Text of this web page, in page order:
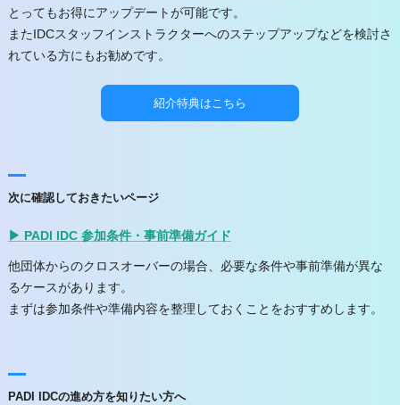
とってもお得にアップデートが可能です。
またIDCスタッフインストラクターへのステップアップなどを検討さ
れている方にもお勧めです。
紹介特典はこちら
次に確認しておきたいページ
▶ PADI IDC 参加条件・事前準備ガイド
他団体からのクロスオーバーの場合、必要な条件や事前準備が異な
るケースがあります。
まずは参加条件や準備内容を整理しておくことをおすすめします。
PADI IDCの進め方を知りたい方へ